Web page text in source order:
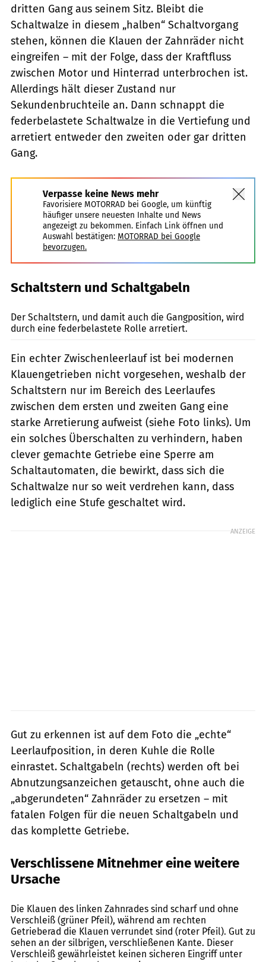
dritten Gang aus seinem Sitz. Bleibt die
Schaltwalze in diesem „halben“ Schaltvorgang
stehen, können die Klauen der Zahnräder nicht
eingreifen – mit der Folge, dass der Kraftfluss
zwischen Motor und Hinterrad unterbrochen ist.
Allerdings hält dieser Zustand nur
Sekundenbruchteile an. Dann schnappt die
federbelastete Schaltwalze in die Vertiefung und
arretiert entweder den zweiten oder gar dritten
Gang.
Verpasse keine News mehr
Favorisiere MOTORRAD bei Google, um künftig
häufiger unsere neuesten Inhalte und News
angezeigt zu bekommen. Einfach Link öffnen und
Auswahl bestätigen: MOTORRAD bei Google
bevorzugen.
Schaltstern und Schaltgabeln
Der Schaltstern, und damit auch die Gangposition, wird
durch eine federbelastete Rolle arretiert.
Ein echter Zwischenleerlauf ist bei modernen
Klauengetrieben nicht vorgesehen, weshalb der
Schaltstern nur im Bereich des Leerlaufes
zwischen dem ersten und zweiten Gang eine
starke Arretierung aufweist (siehe Foto links). Um
ein solches Überschalten zu verhindern, haben
clever gemachte Getriebe eine Sperre am
Schaltautomaten, die bewirkt, dass sich die
Schaltwalze nur so weit verdrehen kann, dass
lediglich eine Stufe geschaltet wird.
ANZEIGE
Gut zu erkennen ist auf dem Foto die „echte“
Leerlaufposition, in deren Kuhle die Rolle
einrastet. Schaltgabeln (rechts) werden oft bei
Ab­nutzungsanzeichen getauscht, ohne auch die
„abgerundeten“ Zahnräder zu ersetzen – mit
fatalen Folgen für die neuen Schalt­gabeln und
das komplette Getriebe.
Verschlissene Mitnehmer eine weitere
Ursache
Die Klauen des linken Zahnrades sind scharf und ohne
Verschleiß (grüner Pfeil), während am rechten
Getrieberad die Klauen verrundet sind (roter Pfeil). Gut zu
sehen an der silbrigen, verschließenen Kante. Dieser
Verschleiß gewährleistet keinen sicheren Eingriff unter